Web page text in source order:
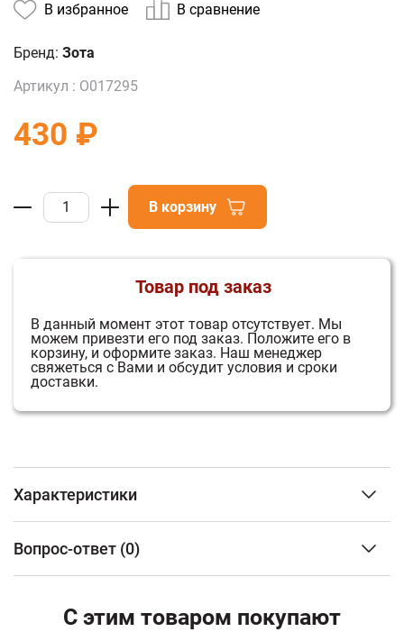
В избранное В сравнение
Бренд: Зота
Артикул : О017295
430 ₽
В корзину
Товар под заказ
В данный момент этот товар отсутствует. Мы
можем привезти его под заказ. Положите его в
корзину, и оформите заказ. Наш менеджер
свяжеться с Вами и обсудит условия и сроки
доставки.
Характеристики
Вопрос-ответ (0)
С этим товаром покупают